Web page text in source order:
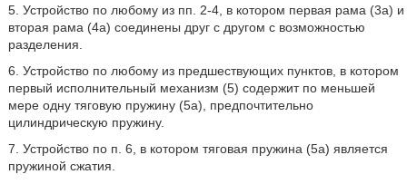
5. Устройство по любому из пп. 2-4, в котором первая рама (3а) и
вторая рама (4а) соединены друг с другом с возможностью
разделения.
6. Устройство по любому из предшествующих пунктов, в котором
первый исполнительный механизм (5) содержит по меньшей
мере одну тяговую пружину (5а), предпочтительно
цилиндрическую пружину.
7. Устройство по п. 6, в котором тяговая пружина (5а) является
пружиной сжатия.